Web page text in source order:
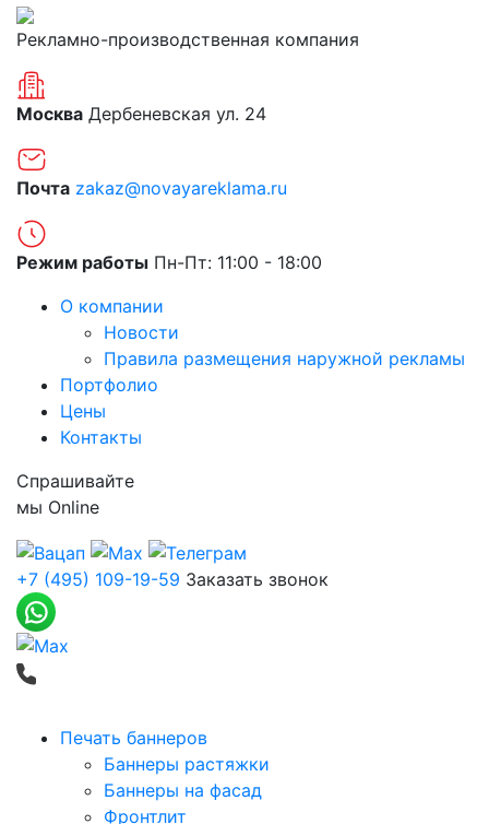
Рекламно-производственная компания
Москва Дербеневская ул. 24
Почта zakaz@novayareklama.ru
Режим работы Пн-Пт: 11:00 - 18:00
О компании
Новости
Правила размещения наружной рекламы
Портфолио
Цены
Контакты
Спрашивайте
мы Online
+7 (495) 109-19-59 Заказать звонок
Печать баннеров
Баннеры растяжки
Баннеры на фасад
Фронтлит